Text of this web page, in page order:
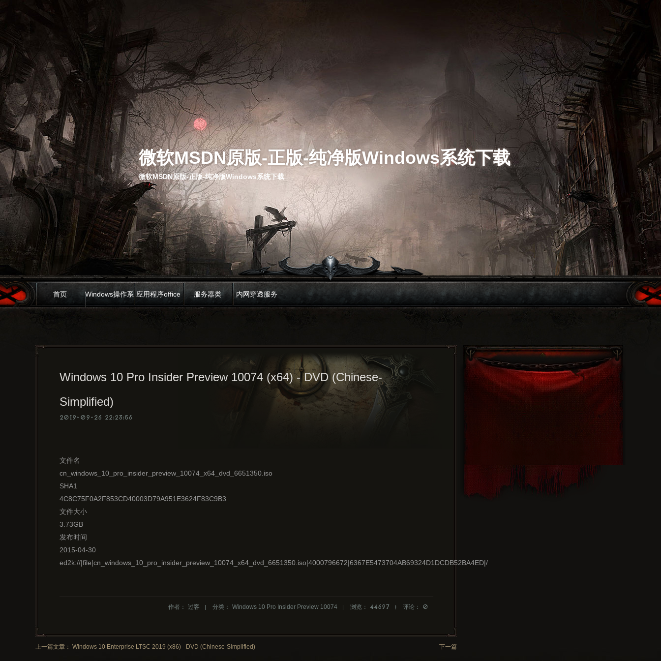
微软MSDN原版-正版-纯净版Windows系统下载
微软MSDN原版-正版-纯净版Windows系统下载
首页 Windows操作系 应用程序office 服务器类 内网穿透服务
Windows 10 Pro Insider Preview 10074 (x64) - DVD (Chinese-
Simplified)
2019-09-26 22:23:56
文件名
cn_windows_10_pro_insider_preview_10074_x64_dvd_6651350.iso
SHA1
4C8C75F0A2F853CD40003D79A951E3624F83C9B3
文件大小
3.73GB
发布时间
2015-04-30
ed2k://|file|cn_windows_10_pro_insider_preview_10074_x64_dvd_6651350.iso|4000796672|6367E5473704AB69324D1DCDB52BA4ED|/
作者： 过客 分类： Windows 10 Pro Insider Preview 10074 浏览： 44697 评论： 0
上一篇文章： Windows 10 Enterprise LTSC 2019 (x86) - DVD (Chinese-Simplified) 下一篇